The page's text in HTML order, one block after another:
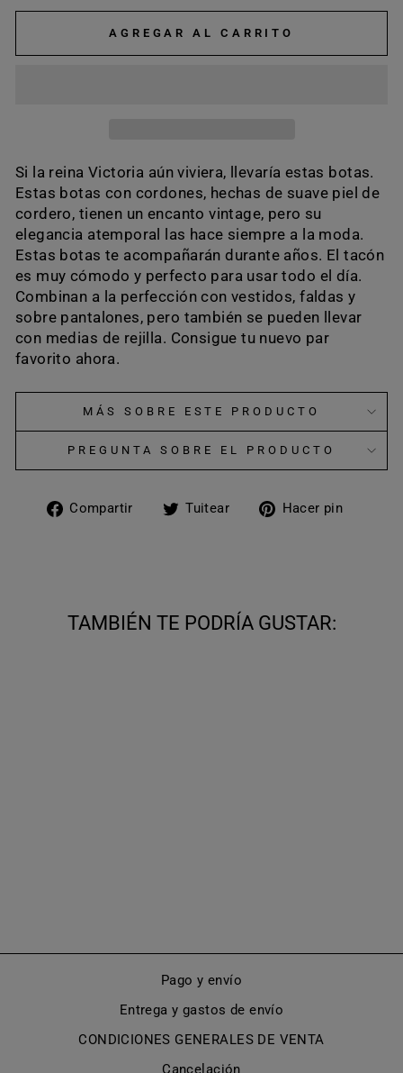
AGREGAR AL CARRITO
Si la reina Victoria aún viviera, llevaría estas botas.
Estas botas con cordones, hechas de suave piel de
cordero, tienen un encanto vintage, pero su
elegancia atemporal las hace siempre a la moda.
Estas botas te acompañarán durante años. El tacón
es muy cómodo y perfecto para usar todo el día.
Combinan a la perfección con vestidos, faldas y
sobre pantalones, pero también se pueden llevar
con medias de rejilla. Consigue tu nuevo par
favorito ahora.
MÁS SOBRE ESTE PRODUCTO
PREGUNTA SOBRE EL PRODUCTO
Compartir
Compartir
Tuitear
TuitearHacer pin
TAMBIÉN TE PODRÍA GUSTAR:
Pago y envío
Entrega y gastos de envío
CONDICIONES GENERALES DE VENTA
Cancelación